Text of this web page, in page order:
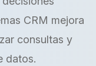
CRM mejora
consultas y
datos.